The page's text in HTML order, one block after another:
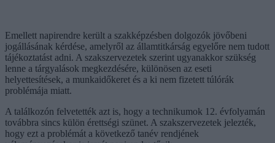
Emellett napirendre került a szakképzésben dolgozók jövőbeni
jogállásának kérdése, amelyről az államtitkárság egyelőre nem tudott
tájékoztatást adni. A szakszervezetek szerint ugyanakkor szükség
lenne a tárgyalások megkezdésére, különösen az eseti
helyettesítések, a munkaidőkeret és a ki nem fizetett túlórák
problémája miatt.
A találkozón felvetették azt is, hogy a technikumok 12. évfolyamán
továbbra sincs külön érettségi szünet. A szakszervezetek jelezték,
hogy ezt a problémát a következő tanév rendjének